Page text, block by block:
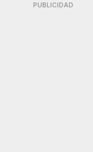
PUBLICIDAD